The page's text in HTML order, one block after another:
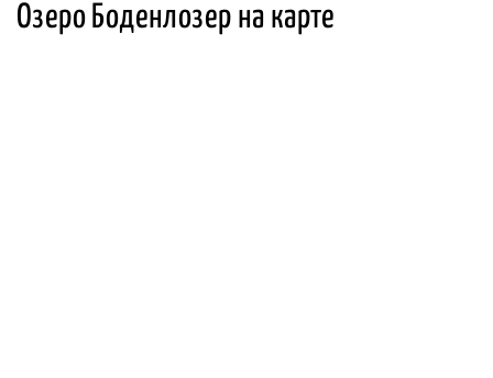
Озеро Боденлозер на карте